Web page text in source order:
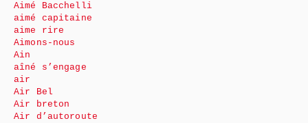
Aimé Bacchelli
aimé capitaine
aime rire
Aimons-nous
Ain
aîné s’engage
air
Air Bel
Air breton
Air d’autoroute